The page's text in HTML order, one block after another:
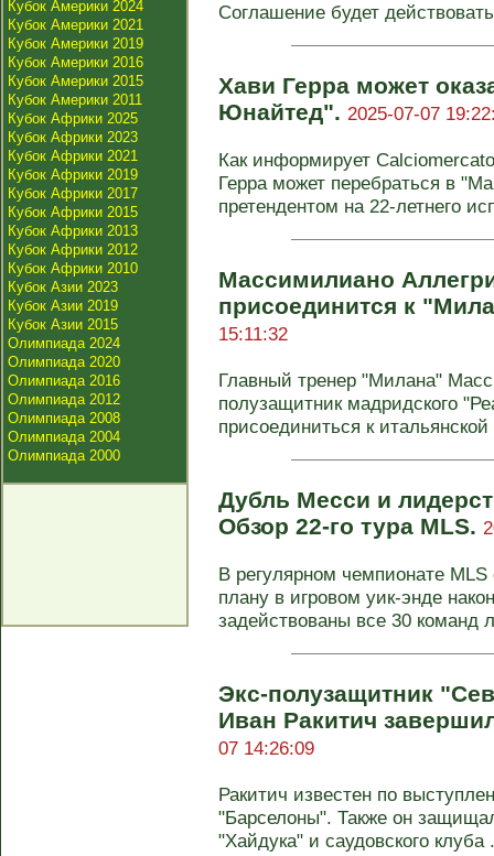
Кубок Америки 2024
Кубок Америки 2021
Кубок Америки 2019
Кубок Америки 2016
Кубок Америки 2015
Кубок Америки 2011
Кубок Африки 2025
Кубок Африки 2023
Кубок Африки 2021
Кубок Африки 2019
Кубок Африки 2017
Кубок Африки 2015
Кубок Африки 2013
Кубок Африки 2012
Кубок Африки 2010
Кубок Азии 2023
Кубок Азии 2019
Кубок Азии 2015
Олимпиада 2024
Олимпиада 2020
Олимпиада 2016
Олимпиада 2012
Олимпиада 2008
Олимпиада 2004
Олимпиада 2000
Соглашение будет
Хави Герра может
Юнайтед". 2025-07-07
Как информирует
Герра может перебраться в
претендентом на 22-летнего
Массимилиано
присоединится к
15:11:32
Главный тренер "Милана"
полузащитник мадридского
присоединиться к
Дубль Месси и
Обзор 22-го тура MLS.
В регулярном чемпионате
плану в игровом уик-энде
задействованы все 30 команд
Экс-полузащитник
Иван Ракитич
07 14:26:09
Ракитич известен по
"Барселоны". Также он
"Хайдука" и саудовского клуба